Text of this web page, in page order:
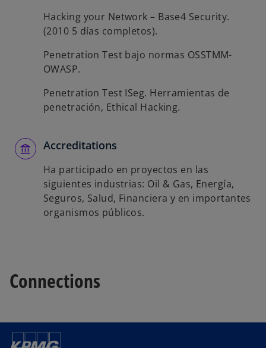
Hacking your Network – Base4 Security.
(2010 5 días completos).
Penetration Test bajo normas OSSTMM-
OWASP.
Penetration Test ISeg. Herramientas de
penetración, Ethical Hacking.
Accreditations
Ha participado en proyectos en las
siguientes industrias: Oil & Gas, Energía,
Seguros, Salud, Financiera y en importantes
organismos públicos.
Connections